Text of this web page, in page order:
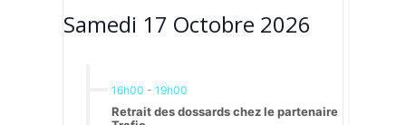
Samedi 17 Octobre 2026
16h00 - 19h00
Retrait des dossards chez le partenaire